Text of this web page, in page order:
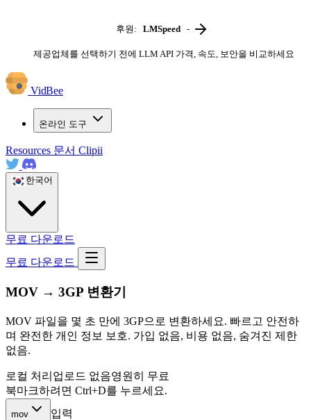
후원: LMSpeed -
제공업체를 선택하기 전에 LLM API 가격, 속도, 보안을 비교하세요
VidBee
온라인 도구
Resources 문서 Clipii
한국어
무료 다운로드
무료 다운로드
MOV → 3GP 변환기
MOV 파일을 몇 초 만에 3GP으로 변환하세요. 빠르고 안전하
며 완전한 개인 정보 보호. 가입 없음, 비용 없음, 숨겨진 제한
없음.
로컬 처리 업로드 없음영원히 무료
북마크하려면 Ctrl+D를 누르세요.
mov 입력